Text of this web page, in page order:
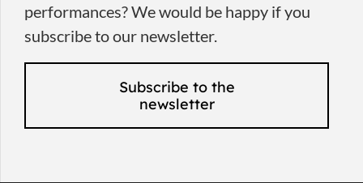
performances? We would be happy if you
subscribe to our newsletter.
Subscribe to the
newsletter